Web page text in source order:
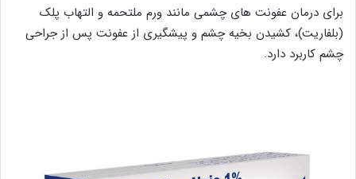
برای درمان عفونت های چشمی مانند ورم ملتحمه و التهاب پلک
(بلفاریت)، کشیدن بخیه چشم و پیشگیری از عفونت پس از جراحی
چشم کاربرد دارد.